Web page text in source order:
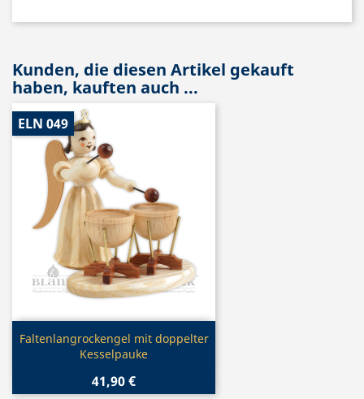
Kunden, die diesen Artikel gekauft
haben, kauften auch ...
Vorschau
Faltenlangrockengel mit doppelter
Kesselpauke
41,90 €
ELN 049